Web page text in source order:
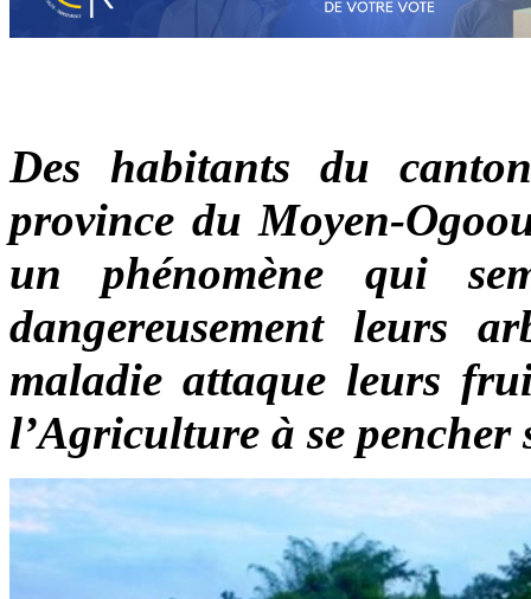
Des habitants du
province du Moyen-
un phénomène qui
dangereusement leurs
maladie attaque leurs
l’Agriculture à se pencher